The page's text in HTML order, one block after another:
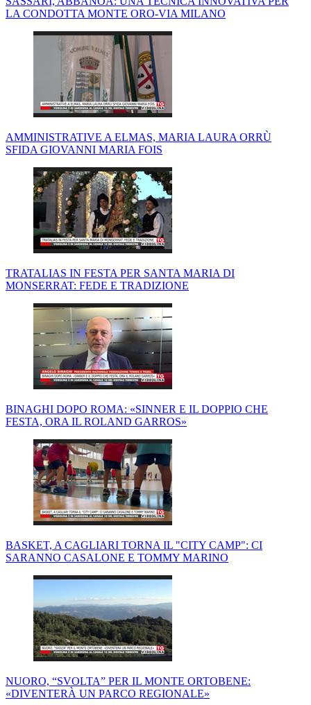
LA CONDOTTA MONTE ORO-VIA MILANO
AMMINISTRATIVE A ELMAS, MARIA LAURA ORRÙ
SFIDA GIOVANNI MARIA FOIS
TRATALIAS IN FESTA PER SANTA MARIA DI
MONSERRAT: FEDE E TRADIZIONE
BINAGHI DOPO ROMA: «SINNER E IL DOPPIO CHE
FESTA, ORA IL ROLAND GARROS»
BASKET, A CAGLIARI TORNA IL "CITY CAMP": CI
SARANNO CASALONE E TOMMY MARINO
NUORO, “SVOLTA” PER IL MONTE ORTOBENE:
«DIVENTERÀ UN PARCO REGIONALE»